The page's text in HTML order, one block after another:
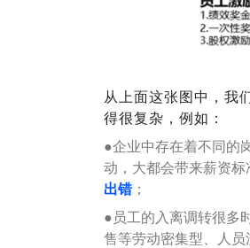
从上面这张图中，我
得很复杂，例如：
●企业中存在着不同的
动，大都会带来薪资标
出错；
● 员工的入离调转很多
售等劳动密集型、人员